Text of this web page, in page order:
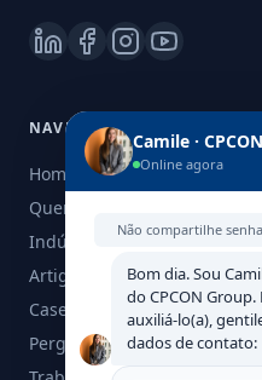
NAVEGAÇÃO
Home
Quem Somos
Indústria
Artigos
Cases
Perguntas Frequentes
Camile · CPCON
Online agora
Não compartilhe
Bom dia. Sou
do CPCON
auxiliá-lo(a),
dados de contato: